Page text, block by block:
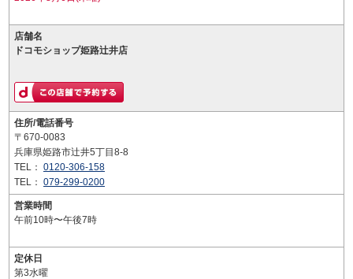
店舗名
ドコモショップ姫路辻井店
住所/電話番号
〒670-0083
兵庫県姫路市辻井5丁目8-8
TEL： 0120-306-158
TEL： 079-299-0200
営業時間
午前10時〜午後7時
定休日
第3水曜